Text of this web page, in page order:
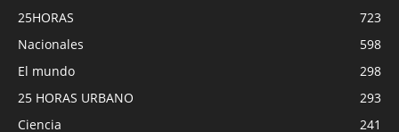
25HORAS
723
Nacionales
598
El mundo
298
25 HORAS URBANO
293
Ciencia
241